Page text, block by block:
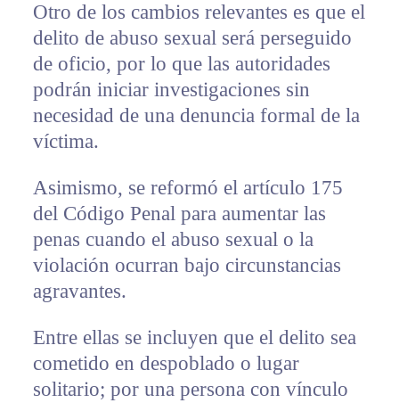
Otro de los cambios relevantes es que el
delito de abuso sexual será perseguido
de oficio, por lo que las autoridades
podrán iniciar investigaciones sin
necesidad de una denuncia formal de la
víctima.
Asimismo, se reformó el artículo 175
del Código Penal para aumentar las
penas cuando el abuso sexual o la
violación ocurran bajo circunstancias
agravantes.
Entre ellas se incluyen que el delito sea
cometido en despoblado o lugar
solitario; por una persona con vínculo